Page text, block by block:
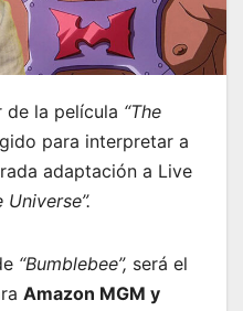
de la película “The
para interpretar a
adaptación a Live
“Bumblebee”, será el
Amazon MGM y